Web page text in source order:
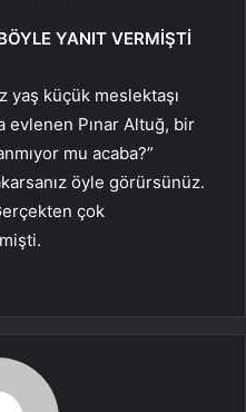
YANIT VERMİŞTİ
yaş küçük meslektaşı
evlenen Pınar Altuğ, bir
mu acaba?”
öyle görürsünüz.
çok